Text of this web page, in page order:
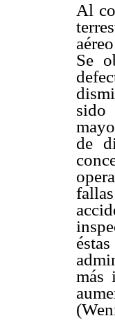
Al
Se
sido
de
más